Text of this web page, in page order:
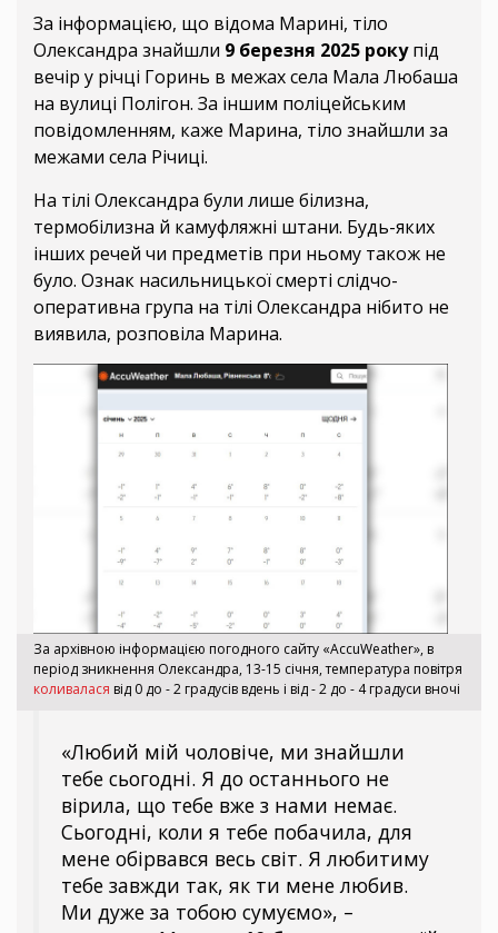
За інформацією, що відома Марині, тіло
Олександра знайшли 9 березня 2025 рокупід
вечір у річці Горинь в межах села Мала Любаша
на вулиці Полігон. За іншим поліцейським
повідомленням, каже Марина, тіло знайшли за
межами села Річиці.
На тілі Олександра були лише білизна,
термобілизна й камуфляжні штани. Будь-яких
інших речей чи предметів при ньому також не
було. Ознак насильницької смерті слідчо-
оперативна група на тілі Олександра нібито не
виявила, розповіла Марина.
За архівною інформацією погодного сайту «AccuWeather», в
період зникнення Олександра, 13-15 січня, температура повітря
коливалася від 0 до - 2 градусів вдень і від - 2 до - 4 градуси вночі
«Любий мій чоловіче, ми знайшли
тебе сьогодні. Я до останнього не
вірила, що тебе вже з нами немає.
Сьогодні, коли я тебе побачила, для
мене обірвався весь світ. Я любитиму
тебе завжди так, як ти мене любив.
Ми дуже за тобою сумуємо», –